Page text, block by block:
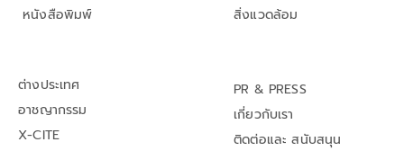
หนังสือพิมพ์
สิ่งแวดล้อม
ต่างประเทศ
อาชญากรรม
X-CITE
PR & PRESS
เกี่ยวกับเรา
ติดต่อและ สนับสนุน